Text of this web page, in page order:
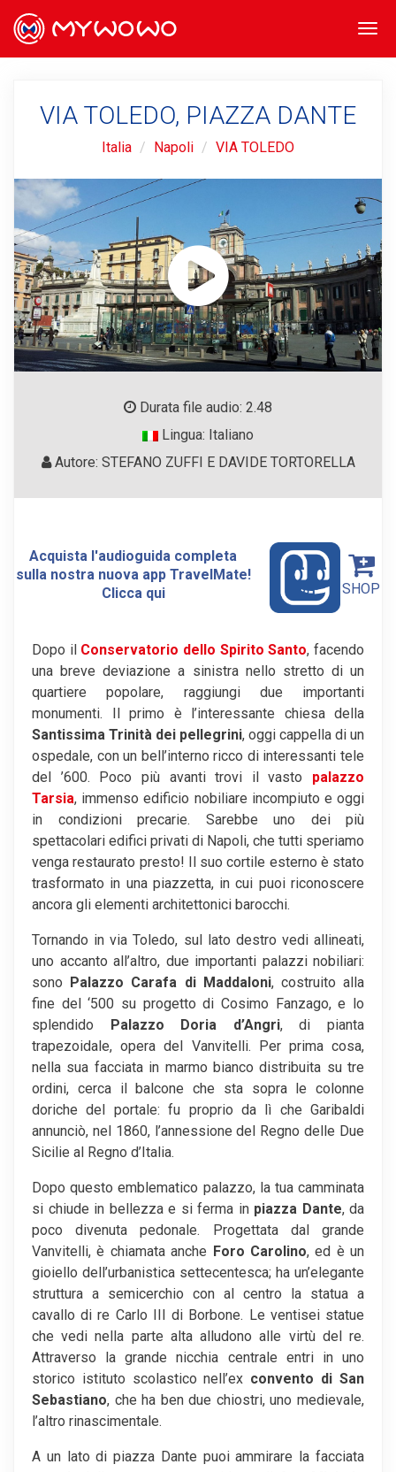
VIA TOLEDO, PIAZZA DANTE
Italia Napoli VIA TOLEDO
Durata file audio: 2.48
Lingua: Italiano
Autore: STEFANO ZUFFI E DAVIDE TORTORELLA
Acquista l'audioguida completa
sulla nostra nuova app TravelMate!
Clicca qui
SHOP
Dopo il Conservatorio dello Spirito Santo, facendo
una breve deviazione a sinistra nello stretto di un
quartiere popolare, raggiungi due importanti
monumenti. Il primo è l’interessante chiesa della
Santissima Trinità dei pellegrini, oggi cappella di un
ospedale, con un bell’interno ricco di interessanti tele
del ’600. Poco più avanti trovi il vasto palazzo
Tarsia, immenso edificio nobiliare incompiuto e oggi
in condizioni precarie. Sarebbe uno dei più
spettacolari edifici privati di Napoli, che tutti speriamo
venga restaurato presto! Il suo cortile esterno è stato
trasformato in una piazzetta, in cui puoi riconoscere
ancora gli elementi architettonici barocchi.
Tornando in via Toledo, sul lato destro vedi allineati,
uno accanto all’altro, due importanti palazzi nobiliari:
sono Palazzo Carafa di Maddaloni, costruito alla
fine del ‘500 su progetto di Cosimo Fanzago, e lo
splendido Palazzo Doria d’Angri, di pianta
trapezoidale, opera del Vanvitelli. Per prima cosa,
nella sua facciata in marmo bianco distribuita su tre
ordini, cerca il balcone che sta sopra le colonne
doriche del portale: fu proprio da lì che Garibaldi
annunciò, nel 1860, l’annessione del Regno delle Due
Sicilie al Regno d’Italia.
Dopo questo emblematico palazzo, la tua camminata
si chiude in bellezza e si ferma in piazza Dante, da
poco divenuta pedonale. Progettata dal grande
Vanvitelli, è chiamata anche Foro Carolino, ed è un
gioiello dell’urbanistica settecentesca; ha un’elegante
struttura a semicerchio con al centro la statua a
cavallo di re Carlo III di Borbone. Le ventisei statue
che vedi nella parte alta alludono alle virtù del re.
Attraverso la grande nicchia centrale entri in uno
storico istituto scolastico nell’ex convento di San
Sebastiano, che ha ben due chiostri, uno medievale,
l’altro rinascimentale.
A un lato di piazza Dante puoi ammirare la facciata